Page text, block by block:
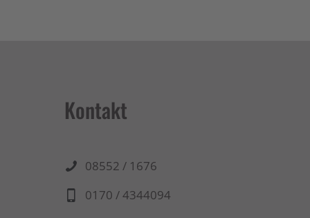
Kontakt
08552 / 1676
0170 / 4344094